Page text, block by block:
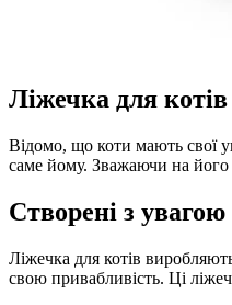
Ліжечка для
Відомо, що коти мають свої
саме йому. Зважаючи на його
Створені з
Ліжечка для котів
свою привабливість. Ці